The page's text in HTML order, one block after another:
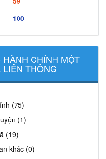
100
CHÍNH MỘT
LIÊN THÔNG
(75)
(1)
(19)
khác (0)